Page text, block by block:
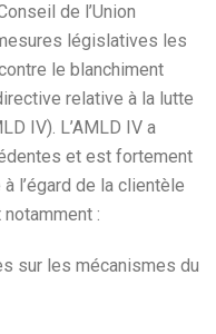
de l’Union
législatives les
le blanchiment
relative à la lutte
IV). L’AMLD IV a
et est fortement
l’égard de la clientèle
:
sur les mécanismes du